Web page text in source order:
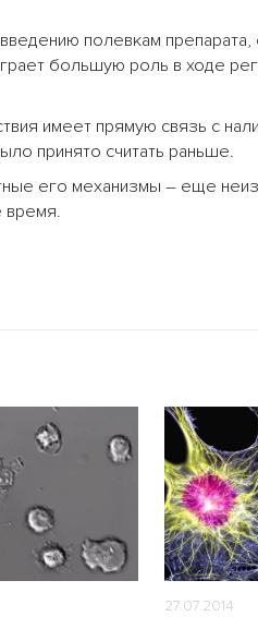
полевкам
большую роль в ходе
имеет прямую связь с
принято считать раньше.
его механизмы – еще
время.
27.07.2014